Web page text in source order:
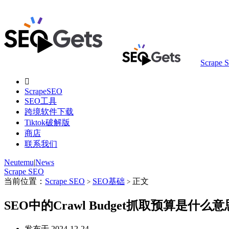
Scrape

ScrapeSEO
SEO工具
跨境软件下载
Tiktok破解版
商店
联系我们
Neutemu|News
Scrape SEO
当前位置： Scrape SEO > SEO基础 > 正文
SEO中的Crawl Budget抓取预算是什么意